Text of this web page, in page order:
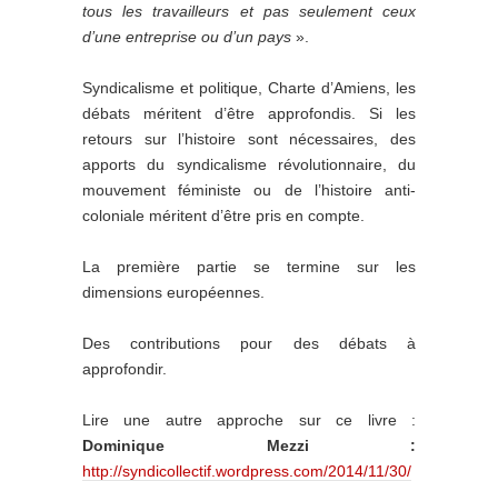
tous les travailleurs et pas seulement ceux
d’une entreprise ou d’un pays ».
Syndicalisme et politique, Charte d’Amiens, les
débats méritent d’être approfondis. Si les
retours sur l’histoire sont nécessaires, des
apports du syndicalisme révolutionnaire, du
mouvement féministe ou de l’histoire anti-
coloniale méritent d’être pris en compte.
La première partie se termine sur les
dimensions européennes.
Des contributions pour des débats à
approfondir.
Lire une autre approche sur ce livre :
Dominique Mezzi :
http://syndicollectif.wordpress.com/2014/11/30/